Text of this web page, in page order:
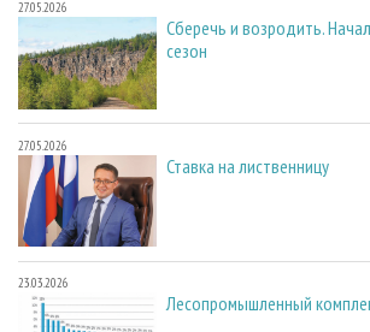
27.05.2026
Сберечь и возродить.
сезон
27.05.2026
Ставка на лиственницу
23.03.2026
Лесопромышленный